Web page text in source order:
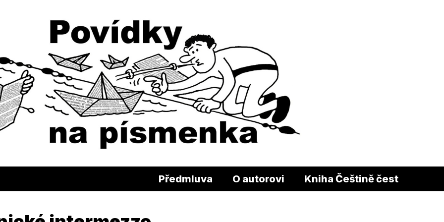
Předmluva O autorovi Kniha Češtině čest